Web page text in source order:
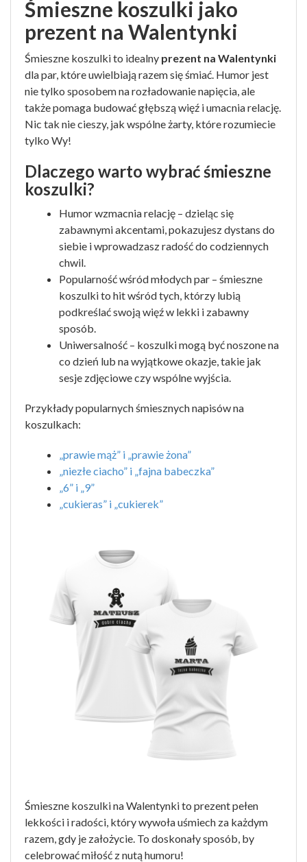
Śmieszne koszulki jako
prezent na Walentynki
Śmieszne koszulki to idealny prezent na Walentynki
dla par, które uwielbiają razem się śmiać. Humor jest
nie tylko sposobem na rozładowanie napięcia, ale
także pomaga budować głębszą więź i umacnia relację.
Nic tak nie cieszy, jak wspólne żarty, które rozumiecie
tylko Wy!
Dlaczego warto wybrać śmieszne
koszulki?
Humor wzmacnia relację – dzieląc się
zabawnymi akcentami, pokazujesz dystans do
siebie i wprowadzasz radość do codziennych
chwil.
Popularność wśród młodych par – śmieszne
koszulki to hit wśród tych, którzy lubią
podkreślać swoją więź w lekki i zabawny
sposób.
Uniwersalność – koszulki mogą być noszone na
co dzień lub na wyjątkowe okazje, takie jak
sesje zdjęciowe czy wspólne wyjścia.
Przykłady popularnych śmiesznych napisów na
koszulkach:
„prawie mąż” i „prawie żona”
„niezłe ciacho” i „fajna babeczka”
„6” i „9”
„cukieras” i „cukierek”
Śmieszne koszulki na Walentynki to prezent pełen
lekkości i radości, który wywoła uśmiech za każdym
razem, gdy je założycie. To doskonały sposób, by
celebrować miłość z nutą humoru!